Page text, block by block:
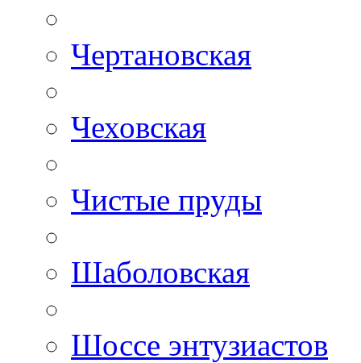
Чертановская
Чеховская
Чистые пруды
Шаболовская
Шоссе энтузиастов